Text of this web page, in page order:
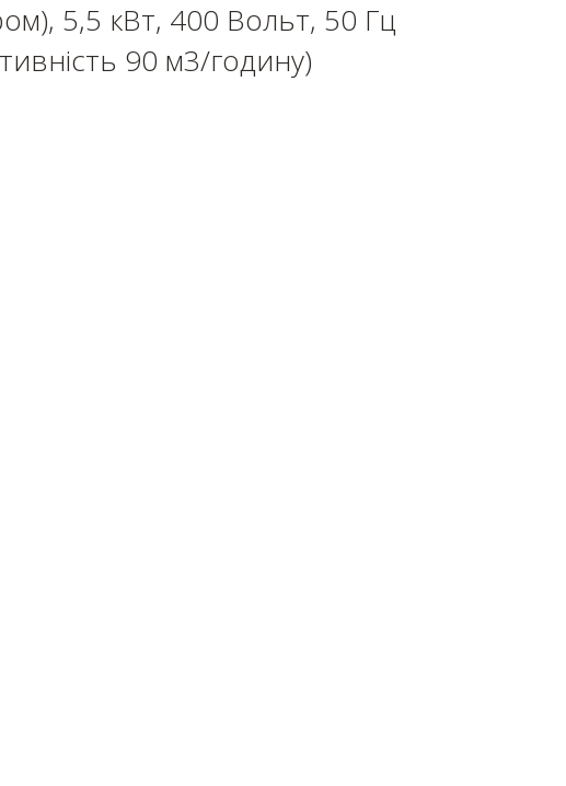
5,5 кВт, 400 Вольт, 50 Гц
90 м3/годину)